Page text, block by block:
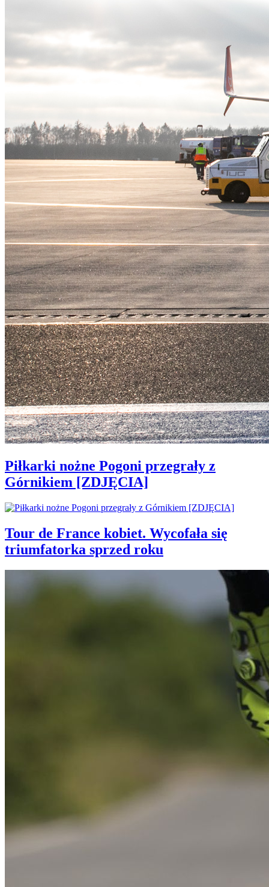
Piłkarki nożne Pogoni przegrały z
Górnikiem [ZDJĘCIA]
Tour de France kobiet. Wycofała się
triumfatorka sprzed roku